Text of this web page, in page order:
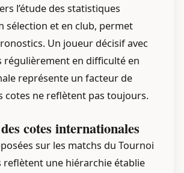
l’étude des statistiques
sélection et en club, permet
Un joueur décisif avec
régulièrement en difficulté en
représente un facteur de
cotes ne reflètent pas toujours.
cotes internationales
sur les matchs du Tournoi
reflètent une hiérarchie établie